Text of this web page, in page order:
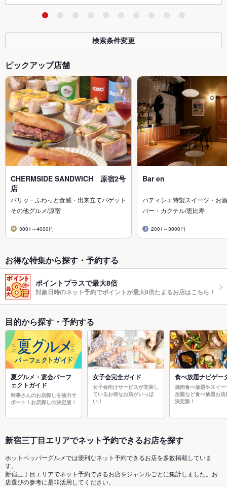
検索条件変更
ピックアップ店舗
CHERMSIDE SANDWICH 原宿2号
店
パリッ・ふわっと食感・出来立てバゲット
その他グルメ/原宿
3001～4000円
Bar en
パティシエ特製スイーツ・お
バー・カクテル/恵比寿
2001～3000円
お得な特集から探す・予約する
ポイントプラスで最大8倍
対象日時のネット予約でポイントが最大8倍たまるお店はこちら！
目的から探す・予約する
夏グルメ・宴会パーフ
ェクトガイド
幹事さんのお店探しを強力サ
ポート！お店探しの決定版！
女子会完全ガイド
女子会向けサービスが充実し
ているお得なお店がいっぱ
い！
食べ放題ナビゲー
焼肉食べ放題やスイー
放題など食べ放題お店
決定版！
新宿三丁目エリアでネット予約できるお店を探す
ホットペッパーグルメでは便利なネット予約できるお店を多数掲載していま
す。
新宿三丁目エリアでネット予約できるお店をジャンルごとに集計しました。お
店選びの参考に是非活用してください。